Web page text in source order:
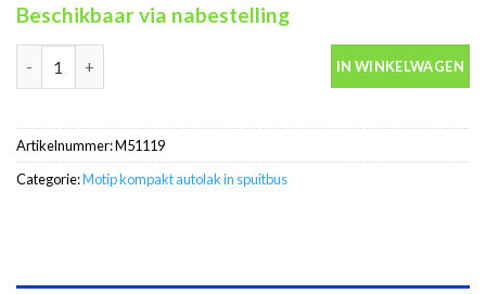
Beschikbaar via nabestelling
Motip Kompakt 51119 grijs metallic autolak in spuitbus 400ml
IN WINKELWAGEN
Artikelnummer:M51119
Categorie:Motip kompakt autolak in spuitbus